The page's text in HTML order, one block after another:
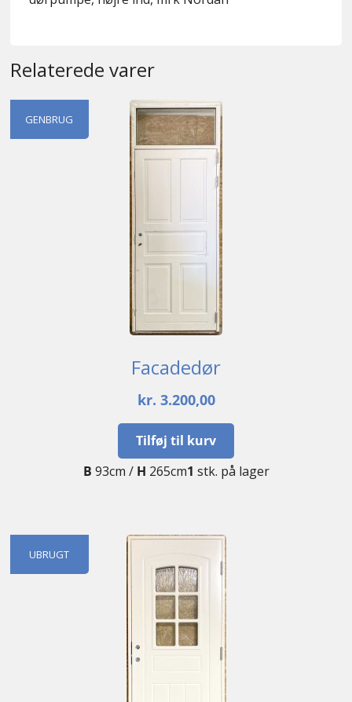
Relaterede varer
GENBRUG
Facadedør
kr. 3.200,00
Tilføj til kurv
B 93cm / H 265cm1 stk. på lager
UBRUGT